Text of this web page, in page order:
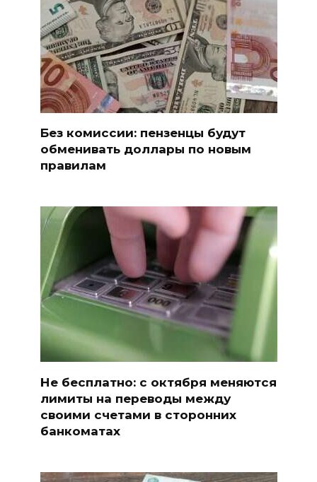
Без комиссии: пензенцы будут
обменивать доллары по новым
правилам
Не бесплатно: с октября меняются
лимиты на переводы между
своими счетами в сторонних
банкоматах